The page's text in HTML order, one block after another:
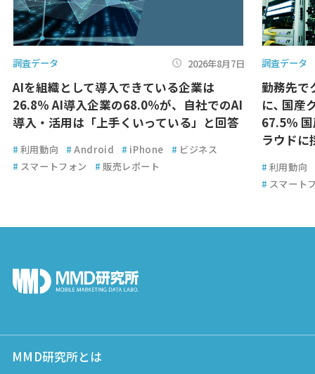
調査データ 2026年8月7日
AIを組織として導入できている企業は
26.8％ AI導入企業の68.0％が、自社でのAI
導入・活用は「上手くいっている」と回答
# 利用動向 # Android # iPhone # ビジネス
# スマートフォン # 販売レポート
調査データ
勤務先で
に､ 国産
67.5％
ラウドに
# 利用動向
# スマート
MMD研究所とは